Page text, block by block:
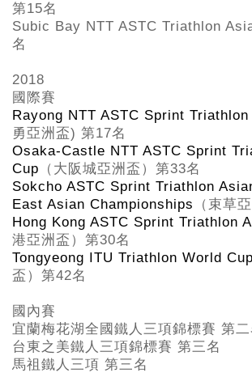
第15名
Subic Bay NTT ASTC Triathlon
名
2018
國際賽
Rayong NTT ASTC Sprint
勇亞洲盃) 第17名
Osaka-Castle NTT ASTC Sprint
Cup （大阪城亞洲盃）第33名
Sokcho ASTC Sprint Triathlon
East Asian Championships
（束草
Hong Kong ASTC Sprint Triathlon
港亞洲盃）第30名
Tongyeong ITU Triathlon World Cup
盃）第42名
國內賽
宜蘭梅花湖全國鐵人三項錦標賽 第二
台東之美鐵人三項錦標賽 第三名
馬祖鐵人三項 第三名